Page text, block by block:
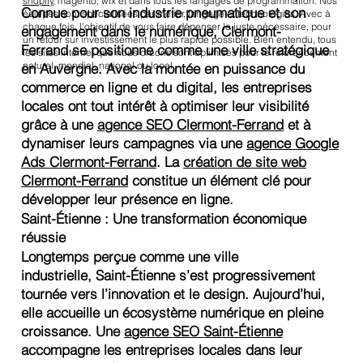
équipes sont spécialisées par métier, langage et technologies. Avec à
chaque fois, l'objectif de vous faire dépenser le juste nécessaire, pour
un retour sur investissement le plus rapide possible. Bien entendu, tous
les sites internet que nous créons sont optimisés pour le référencement
naturel, mondial, national ou local.
Connue pour son industrie pneumatique et son
engagement dans le numérique, Clermont-
Ferrand se positionne comme une ville stratégique
en Auvergne. Avec la montée en puissance du
commerce en ligne et du digital, les entreprises
locales ont tout intérêt à optimiser leur visibilité
grâce à uneagence SEO Clermont-Ferrand et à
dynamiser leurs campagnes via uneagence Google
Ads Clermont-Ferrand. Lacréation de site web
Clermont-Ferrand constitue un élément clé pour
développer leur présence en ligne.
Saint-Étienne : Une transformation économique
réussie
Longtemps perçue comme une ville
industrielle, Saint-Étienne s’est progressivement
tournée vers l’innovation et le design. Aujourd’hui,
elle accueille un écosystème numérique en pleine
croissance. Uneagence SEO Saint-Étienne
accompagne les entreprises locales dans leur